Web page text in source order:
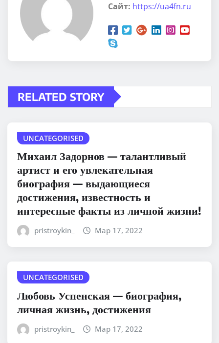
Сайт: https://ua4fn.ru
RELATED STORY
UNCATEGORISED
Михаил Задорнов — талантливый
артист и его увлекательная
биография — выдающиеся
достижения, известность и
интересные факты из личной жизни!
pristroykin_ Мар 17, 2022
UNCATEGORISED
Любовь Успенская — биография,
личная жизнь, достижения
pristroykin_ Мар 17, 2022